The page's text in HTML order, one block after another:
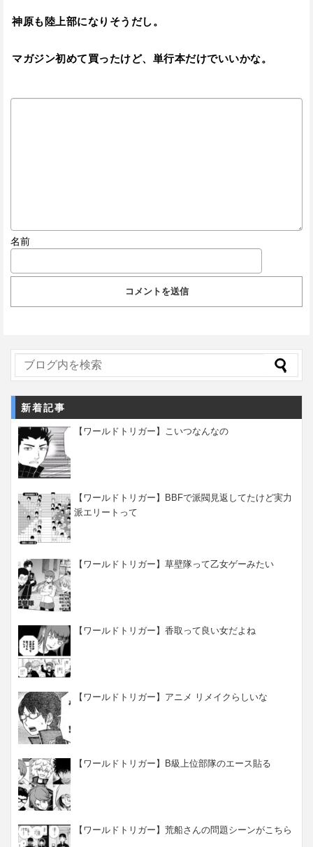
神原も陸上部になりそうだし。
マガジン初めて買ったけど、単行本だけでいいかな。
名前
新着記事
【ワールドトリガー】こいつなんなの
【ワールドトリガー】BBFで派閥見返してたけど実力
派エリートって
【ワールドトリガー】草壁隊って乙女ゲーみたい
【ワールドトリガー】香取って良い女だよね
【ワールドトリガー】アニメ リメイクらしいな
【ワールドトリガー】B級上位部隊のエース貼る
【ワールドトリガー】荒船さんの問題シーンがこちら